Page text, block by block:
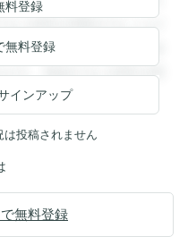
と回答を閲覧することが
ることができます。登録
す。登録すると回答を閲
料登録
無料登録
インアップ
投稿されません
無料登録